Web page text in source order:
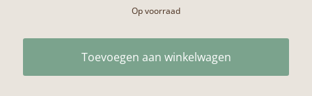
Op voorraad
Toevoegen aan winkelwagen